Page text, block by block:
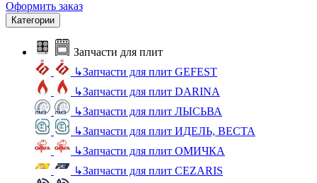
Оформить заказ
Категории
Запчасти для плит
↳Запчасти для плит GEFEST
↳Запчасти для плит DARINA
↳Запчасти для плит ЛЫСЬВА
↳Запчасти для плит ИДЕЛЬ, ВЕСТА
↳Запчасти для плит ОМИЧКА
↳Запчасти для плит CEZARIS